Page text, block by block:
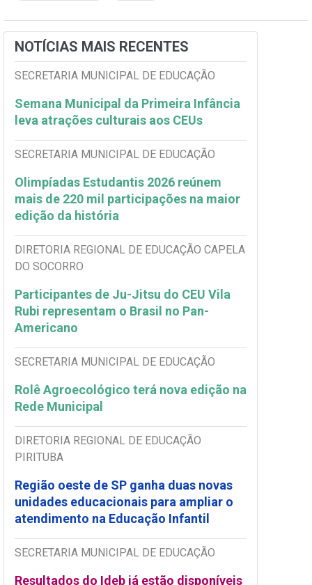
NOTÍCIAS MAIS RECENTES
SECRETARIA MUNICIPAL DE EDUCAÇÃO
Semana Municipal da Primeira Infância
leva atrações culturais aos CEUs
SECRETARIA MUNICIPAL DE EDUCAÇÃO
Olimpíadas Estudantis 2026 reúnem
mais de 220 mil participações na maior
edição da história
DIRETORIA REGIONAL DE EDUCAÇÃO CAPELA
DO SOCORRO
Participantes de Ju-Jitsu do CEU Vila
Rubi representam o Brasil no Pan-
Americano
SECRETARIA MUNICIPAL DE EDUCAÇÃO
Rolê Agroecológico terá nova edição na
Rede Municipal
DIRETORIA REGIONAL DE EDUCAÇÃO
PIRITUBA
Região oeste de SP ganha duas novas
unidades educacionais para ampliar o
atendimento na Educação Infantil
SECRETARIA MUNICIPAL DE EDUCAÇÃO
Resultados do Ideb já estão disponíveis